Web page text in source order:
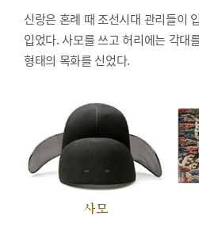
신랑은 혼례 때 조선시대 관리들이
입었다. 사모를 쓰고 허리에는 각대
형태의 목화를 신었다.
사모